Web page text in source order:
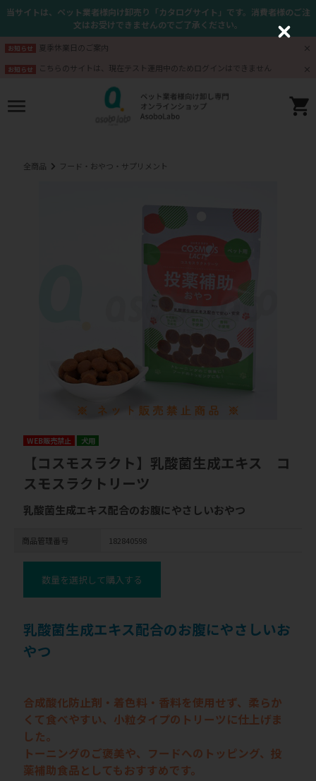
当サイトは、ペット業者様向け卸売り「カタログサイト」です。消費者様のご注
文はお受けできませんのでご了承ください。
お知らせ 夏季休業日のご案内
お知らせ こちらのサイトは、現在テスト運用中のためログインはできません
全商品 フード・おやつ・サプリメント
WEB販売禁止 犬用
【コスモスラクト】乳酸菌生成エキス コ
スモスラクトリーツ
乳酸菌生成エキス配合のお腹にやさしいおやつ
商品管理番号 182840598
数量を選択して購入する
乳酸菌生成エキス配合のお腹にやさしいお
やつ
合成酸化防止剤・着色料・香料を使用せず、柔らか
くて食べやすい、小粒タイプのトリーツに仕上げま
した。
トーニングのご褒美や、フードへのトッピング、投
薬補助食品としてもおすすめです。
C